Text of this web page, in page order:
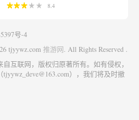
8.4
号-4
tjyywz.com 推游网. All Rights Reserved .
自互联网，版权归原著所有。如有侵权，
），我们将及时撤